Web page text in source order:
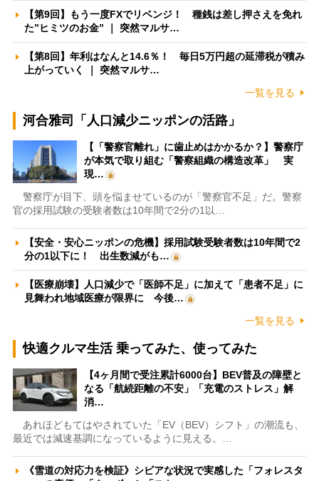
【第9回】もう一度FXでリベンジ！ 種銭は差し押さえを免れ
た”ヒミツのお金” ｜ 突然マルサ…
【第8回】年利はなんと14.6％！ 毎日5万円超の延滞税が積み
上がっていく ｜ 突然マルサ…
一覧を見る
河合雅司「人口減少ニッポンの活路」
【「警察官離れ」に歯止めはかかるか？】警察庁
が本気で取り組む「警察組織の構造改革」 実
現…
警察庁が目下、頭を悩ませているのが「警察官不足」だ。警察
官の採用試験の受験者数は10年間で2分の1以…
【安全・安心ニッポンの危機】採用試験受験者数は10年間で2
分の1以下に！ 出生数減がも…
【医療崩壊】人口減少で「医師不足」に加えて「患者不足」に
見舞われ地域医療が限界に 今後…
一覧を見る
快適クルマ生活 乗ってみた、使ってみた
【4ヶ月間で受注累計6000台】BEV普及の障壁と
なる「航続距離の不安」「充電のストレス」解
消…
あれほどもてはやされていた「EV（BEV）シフト」の潮流も、
最近では減速基調になっているように見える。…
《雪道の対応力を検証》シビアな状況で実感した「フォレスタ